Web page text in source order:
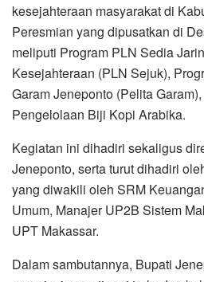
kesejahteraan masyarakat di
Peresmian yang dipusatkan di
meliputi Program PLN Sedia
Kesejahteraan (PLN Sejuk),
Garam Jeneponto (Pelita
Pengelolaan Biji Kopi Arabika.
Kegiatan ini dihadiri sekaligus
Jeneponto, serta turut dihadiri
yang diwakili oleh SRM
Umum, Manajer UP2B Sistem
UPT Makassar.
Dalam sambutannya, Bupati